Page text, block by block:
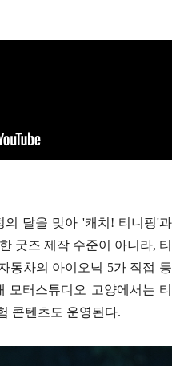
의 달을 맞아 '캐치! 티니핑'과
굿즈 제작 수준이 아니라, 티
동차의 아이오닉 5가 직접 등
모터스튜디오 고양에서는 티
콘텐츠도 운영된다.